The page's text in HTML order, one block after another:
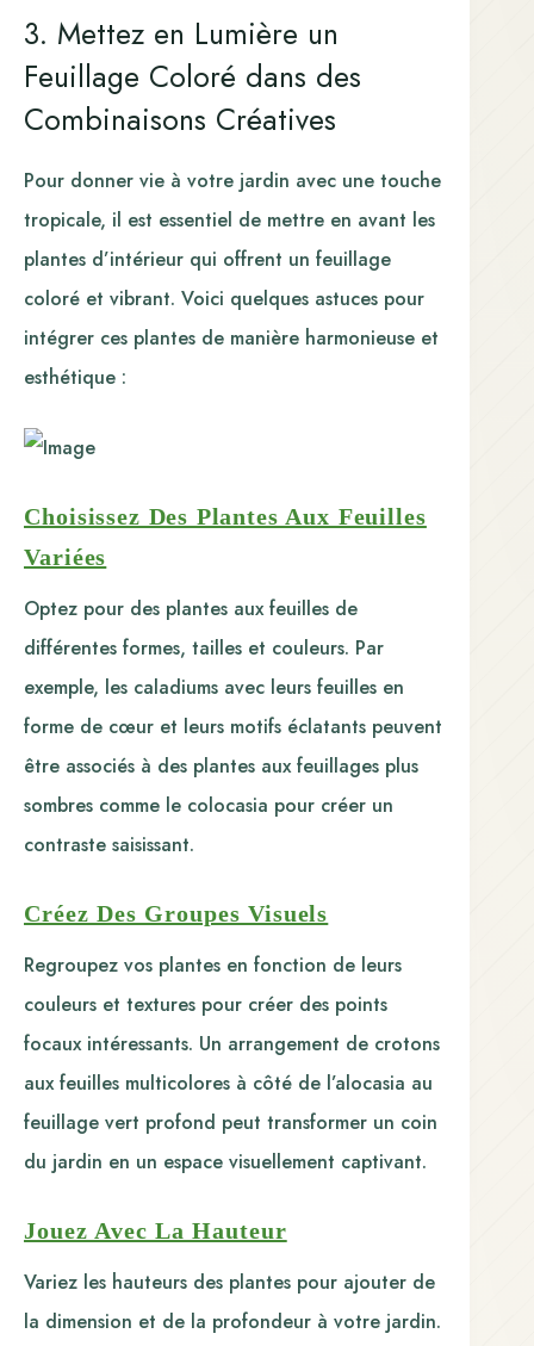
3. Mettez en Lumière un
Feuillage Coloré dans des
Combinaisons Créatives
Pour donner vie à votre jardin avec une touche
tropicale, il est essentiel de mettre en avant les
plantes d’intérieur qui offrent un feuillage
coloré et vibrant. Voici quelques astuces pour
intégrer ces plantes de manière harmonieuse et
esthétique :
Choisissez Des Plantes Aux Feuilles
Variées
Optez pour des plantes aux feuilles de
différentes formes, tailles et couleurs. Par
exemple, les caladiums avec leurs feuilles en
forme de cœur et leurs motifs éclatants peuvent
être associés à des plantes aux feuillages plus
sombres comme le colocasia pour créer un
contraste saisissant.
Créez Des Groupes Visuels
Regroupez vos plantes en fonction de leurs
couleurs et textures pour créer des points
focaux intéressants. Un arrangement de crotons
aux feuilles multicolores à côté de l’alocasia au
feuillage vert profond peut transformer un coin
du jardin en un espace visuellement captivant.
Jouez Avec La Hauteur
Variez les hauteurs des plantes pour ajouter de
la dimension et de la profondeur à votre jardin.